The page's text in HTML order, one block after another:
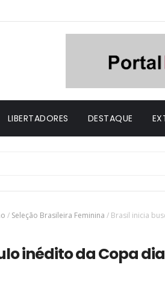
LIBERTADORES DESTAQUE
/ Seleção Brasileira Feminina / Brasil inicia
inédito da Copa